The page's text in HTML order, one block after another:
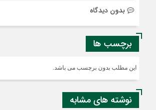
بدون دیدگاه
برچسب ها
این مطلب بدون برچسب می باشد.
نوشته های مشابه